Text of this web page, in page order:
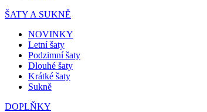
ŠATY A SUKNĚ
NOVINKY
Letní šaty
Podzimní šaty
Dlouhé šaty
Krátké šaty
Sukně
DOPLŇKY